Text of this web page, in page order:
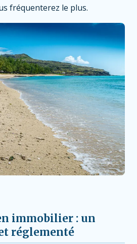
fréquenterez le plus.
immobilier : un
réglementé